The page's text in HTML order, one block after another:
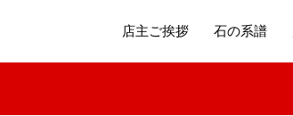
店主ご挨拶 石の系譜